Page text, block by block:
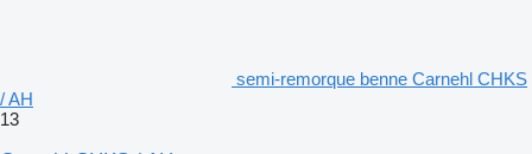
semi-remorque benne Carnehl CHKS
/ AH
13